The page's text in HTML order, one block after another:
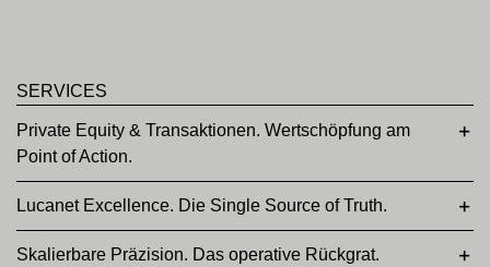
SERVICES
Private Equity & Transaktionen. Wertschöpfung am
Point of Action.
Lucanet Excellence. Die Single Source of Truth.
Skalierbare Präzision. Das operative Rückgrat.